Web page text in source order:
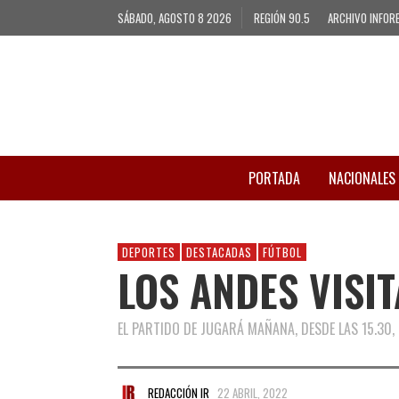
SÁBADO, AGOSTO 8 2026 REGIÓN 90.5 ARCHIVO
PORTADA NACIONALES
DEPORTES DESTACADAS FÚTBOL
LOS ANDES
EL PARTIDO DE JUGARÁ MAÑANA, DESDE LAS
REDACCIÓN IR 22 ABRIL, 2022